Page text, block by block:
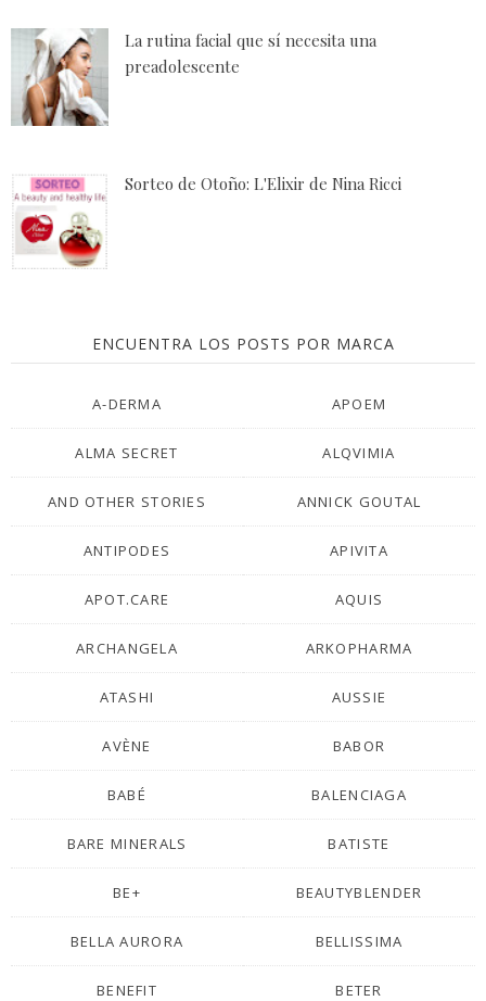
La rutina facial que sí necesita una
preadolescente
Sorteo de Otoño: L'Elixir de Nina Ricci
ENCUENTRA LOS POSTS POR MARCA
A-DERMA APOEM
ALMA SECRET ALQVIMIA
AND OTHER STORIES ANNICK GOUTAL
ANTIPODES APIVITA
APOT.CARE AQUIS
ARCHANGELA ARKOPHARMA
ATASHI AUSSIE
AVÈNE BABOR
BABÉ BALENCIAGA
BARE MINERALS BATISTE
BE+ BEAUTYBLENDER
BELLA AURORA BELLISSIMA
BENEFIT BETER